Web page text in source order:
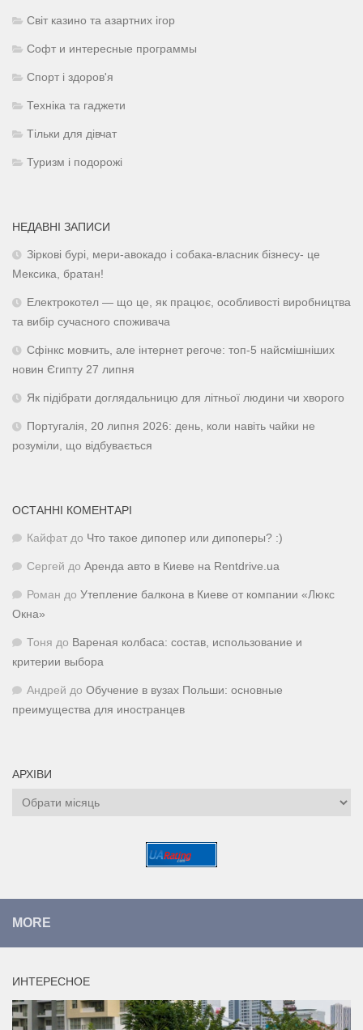
Світ казино та азартних ігор
Софт и интересные программы
Спорт і здоров'я
Техніка та гаджети
Тільки для дівчат
Туризм і подорожі
НЕДАВНІ ЗАПИСИ
Зіркові бурі, мери-авокадо і собака-власник бізнесу- це
Мексика, братан!
Електрокотел — що це, як працює, особливості виробництва
та вибір сучасного споживача
Сфінкс мовчить, але інтернет регоче: топ-5 найсмішніших
новин Єгипту 27 липня
Як підібрати доглядальницю для літньої людини чи хворого
Португалія, 20 липня 2026: день, коли навіть чайки не
розуміли, що відбувається
ОСТАННІ КОМЕНТАРІ
Кайфат до Что такое дипопер или дипоперы? :)
Сергей до Аренда авто в Киеве на Rentdrive.ua
Роман до Утепление балкона в Киеве от компании «Люкс
Окна»
Тоня до Вареная колбаса: состав, использование и
критерии выбора
Андрей до Обучение в вузах Польши: основные
преимущества для иностранцев
АРХІВИ
Архіви
MORE
ИНТЕРЕСНОЕ